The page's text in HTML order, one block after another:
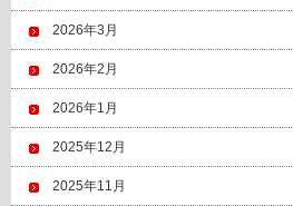
2026年3月
2026年2月
2026年1月
2025年12月
2025年11月